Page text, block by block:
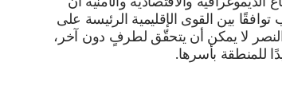
بين القوى الإقليمية الرئيسة على
لا يمكن أن يتحقّق لطرفٍ دون آخر،
للمنطقة بأسرها.